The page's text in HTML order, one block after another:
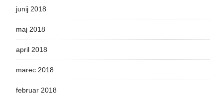
junij 2018
maj 2018
april 2018
marec 2018
februar 2018